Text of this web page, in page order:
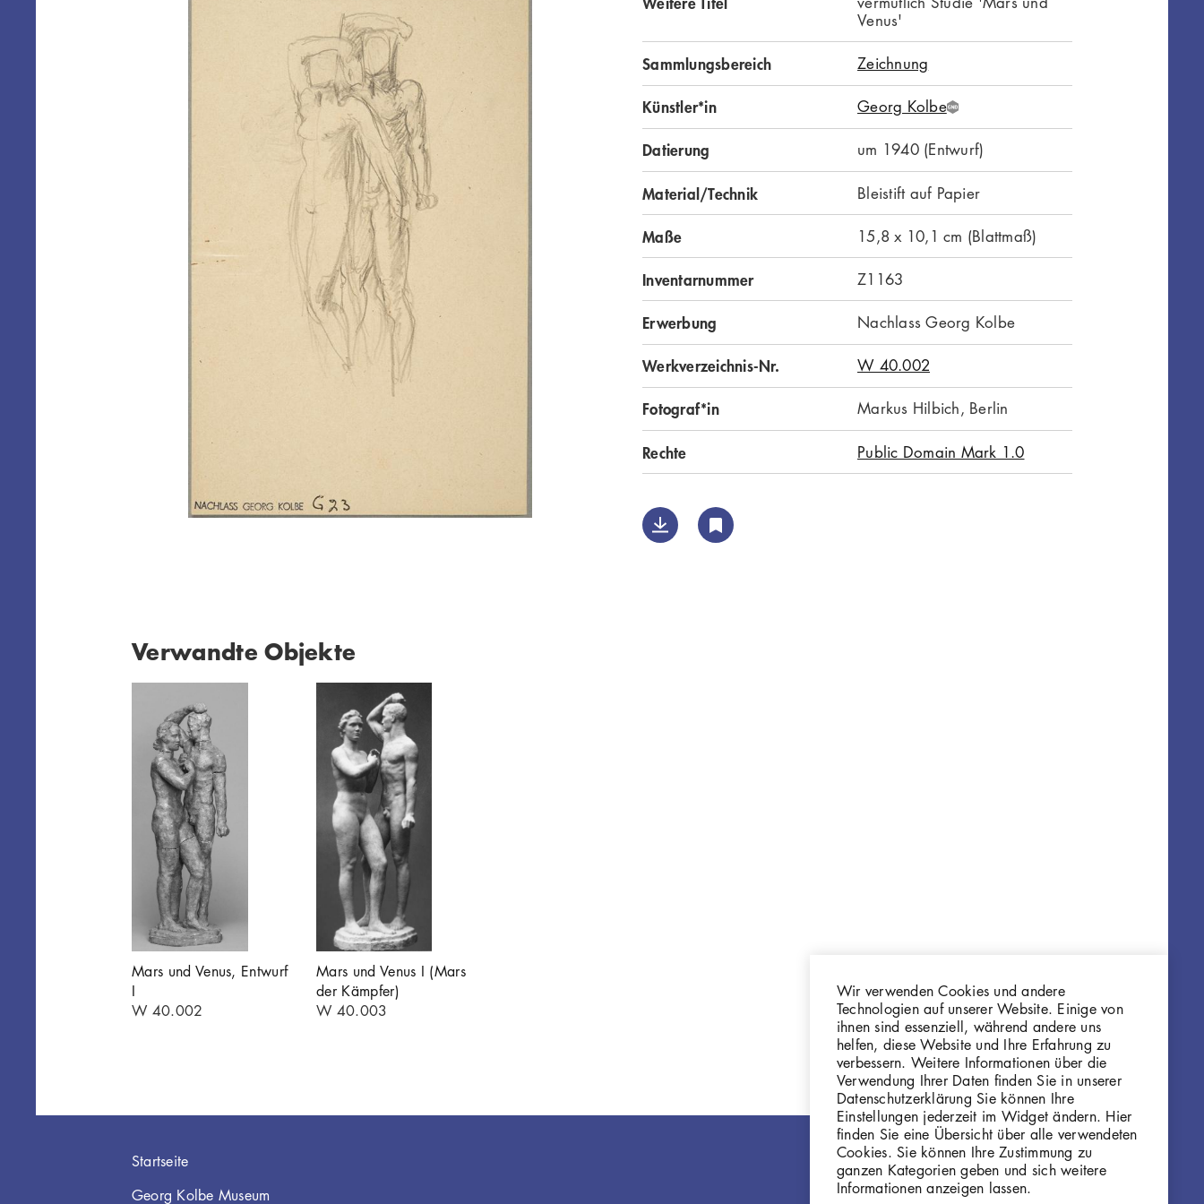
Venus'
Sammlungsbereich Zeichnung
Künstler*in Georg KolbeG
N
D
Datierung um 1940 (Entwurf)
Material/Technik Bleistift auf Papier
Maße 15,8 x 10,1 cm (Blattmaß)
Inventarnummer Z1163
Erwerbung Nachlass Georg Kolbe
Werkverzeichnis-Nr. W 40.002
Fotograf*in Markus Hilbich, Berlin
Rechte Public Domain Mark 1.0
Verwandte Objekte
Mars und Venus, Entwurf
I
W 40.002
Mars und Venus I (Mars
der Kämpfer)
W 40.003
Hauptnavigation
Startseite
Georg Kolbe Museum
Wir verwenden Cookies und andere
Technologien auf unserer Website. Einige von
ihnen sind essenziell, während andere uns
helfen, diese Website und Ihre Erfahrung zu
verbessern. Weitere Informationen über die
Verwendung Ihrer Daten finden Sie in unserer
Datenschutzerklärung Sie können Ihre
Einstellungen jederzeit im Widget ändern. Hier
finden Sie eine Übersicht über alle verwendeten
Cookies. Sie können Ihre Zustimmung zu
ganzen Kategorien geben und sich weitere
Informationen anzeigen lassen.